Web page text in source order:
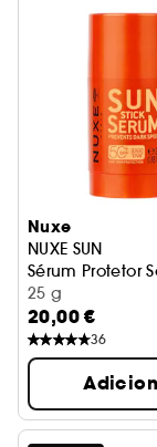
Nuxe
NUXE SUN
Sérum Protetor
25 g
20,00 €
36